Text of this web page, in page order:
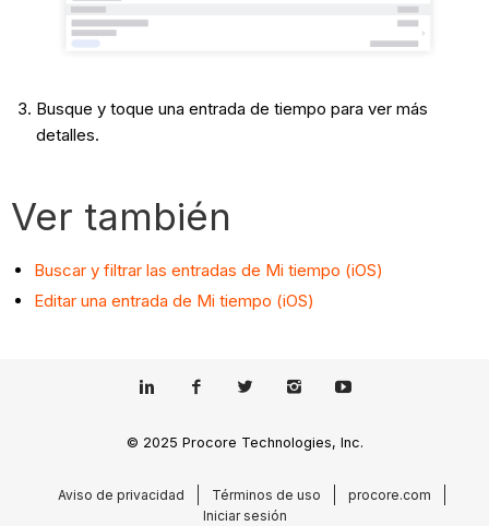
Busque y toque una entrada de tiempo para ver más
detalles.
Ver también
Buscar y filtrar las entradas de Mi tiempo (iOS)
Editar una entrada de Mi tiempo (iOS)
© 2025 Procore Technologies, Inc.
Aviso de privacidad Términos de uso
procore.com
Iniciar sesión